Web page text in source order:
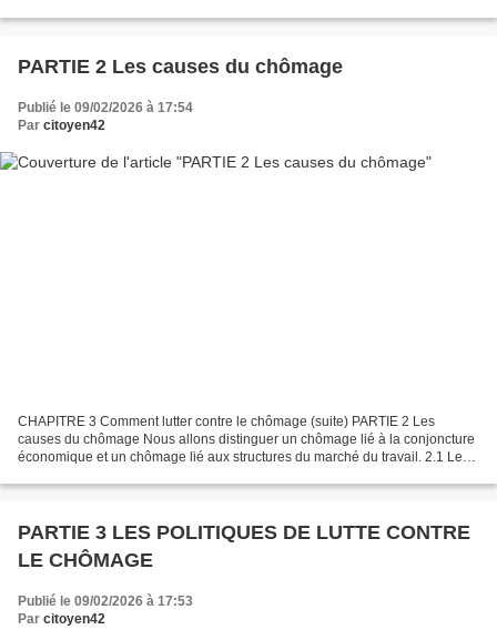
PARTIE 2 Les causes du chômage
Publié le 09/02/2026 à 17:54
Par citoyen42
CHAPITRE 3 Comment lutter contre le chômage (suite) PARTIE 2 Les
causes du chômage Nous allons distinguer un chômage lié à la conjoncture
économique et un chômage lié aux structures du marché du travail. 2.1 Les
PARTIE 3 LES POLITIQUES DE LUTTE CONTRE
LE CHÔMAGE
Publié le 09/02/2026 à 17:53
Par citoyen42